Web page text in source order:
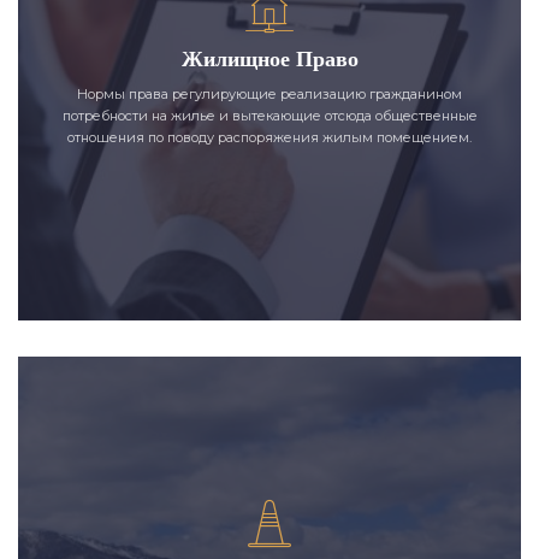
Жилищное Право
Нормы права регулирующие реализацию гражданином
потребности на жилье и вытекающие отсюда общественные
отношения по поводу распоряжения жилым помещением.